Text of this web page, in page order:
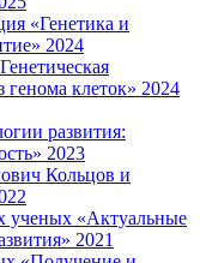
«Генетика и
2024
клеток» 2024
развития:
2023
Кольцов и
ученых «Актуальные
2021